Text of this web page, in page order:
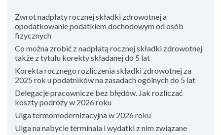
Zwrot nadpłaty rocznej składki zdrowotnej a
opodatkowanie podatkiem dochodowym od osób
fizycznych
Co można zrobić z nadpłatą rocznej składki zdrowotnej
także z tytułu korekty składanej do 5 lat
Korekta rocznego rozliczenia składki zdrowotnej za
2025 rok u podatników na zasadach ogólnych do 5 lat
Delegacje pracownicze bez błędów. Jak rozliczać
koszty podróży w 2026 roku
Ulga termomodernizacyjna w 2026 roku
Ulga na nabycie terminala i wydatki z nim związane